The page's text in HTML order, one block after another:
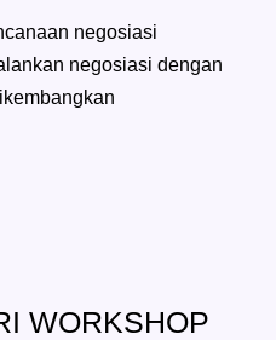
negosiasi
negosiasi dengan
WORKSHOP